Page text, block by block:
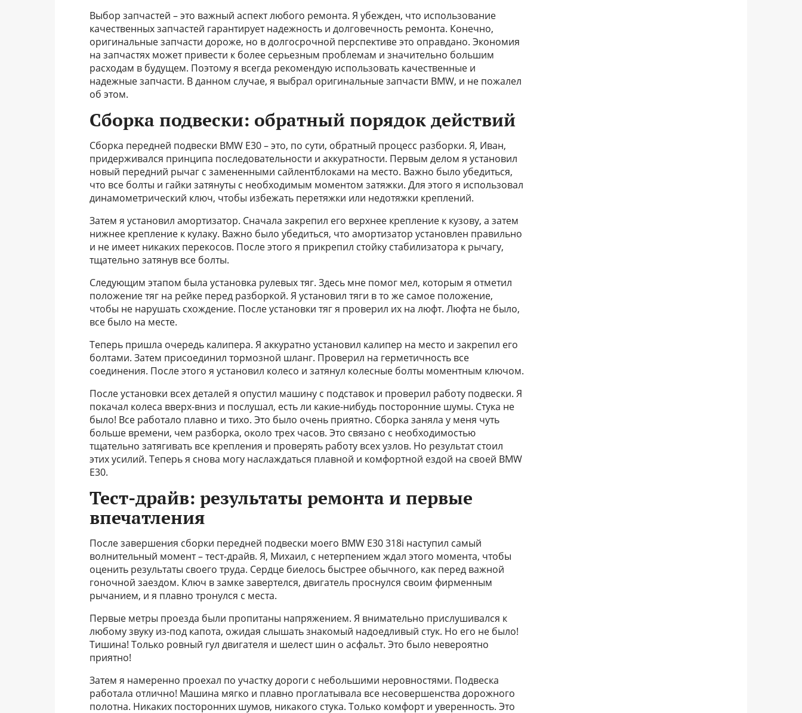
Выбор запчастей – это важный аспект любого ремонта. Я убежден, что использование
качественных запчастей гарантирует надежность и долговечность ремонта. Конечно,
оригинальные запчасти дороже, но в долгосрочной перспективе это оправдано. Экономия
на запчастях может привести к более серьезным проблемам и значительно большим
расходам в будущем. Поэтому я всегда рекомендую использовать качественные и
надежные запчасти. В данном случае, я выбрал оригинальные запчасти BMW, и не пожалел
об этом.
Сборка подвески: обратный порядок действий
Сборка передней подвески BMW E30 – это, по сути, обратный процесс разборки. Я, Иван,
придерживался принципа последовательности и аккуратности. Первым делом я установил
новый передний рычаг с замененными сайлентблоками на место. Важно было убедиться,
что все болты и гайки затянуты с необходимым моментом затяжки. Для этого я использовал
динамометрический ключ, чтобы избежать перетяжки или недотяжки креплений.
Затем я установил амортизатор. Сначала закрепил его верхнее крепление к кузову, а затем
нижнее крепление к кулаку. Важно было убедиться, что амортизатор установлен правильно
и не имеет никаких перекосов. После этого я прикрепил стойку стабилизатора к рычагу,
тщательно затянув все болты.
Следующим этапом была установка рулевых тяг. Здесь мне помог мел, которым я отметил
положение тяг на рейке перед разборкой. Я установил тяги в то же самое положение,
чтобы не нарушать схождение. После установки тяг я проверил их на люфт. Люфта не было,
все было на месте.
Теперь пришла очередь калипера. Я аккуратно установил калипер на место и закрепил его
болтами. Затем присоединил тормозной шланг. Проверил на герметичность все
соединения. После этого я установил колесо и затянул колесные болты моментным ключом.
После установки всех деталей я опустил машину с подставок и проверил работу подвески. Я
покачал колеса вверх-вниз и послушал, есть ли какие-нибудь посторонние шумы. Стука не
было! Все работало плавно и тихо. Это было очень приятно. Сборка заняла у меня чуть
больше времени, чем разборка, около трех часов. Это связано с необходимостью
тщательно затягивать все крепления и проверять работу всех узлов. Но результат стоил
этих усилий. Теперь я снова могу наслаждаться плавной и комфортной ездой на своей BMW
E30.
Тест-драйв: результаты ремонта и первые
впечатления
После завершения сборки передней подвески моего BMW E30 318i наступил самый
волнительный момент – тест-драйв. Я, Михаил, с нетерпением ждал этого момента, чтобы
оценить результаты своего труда. Сердце биелось быстрее обычного, как перед важной
гоночной заездом. Ключ в замке завертелся, двигатель проснулся своим фирменным
рычанием, и я плавно тронулся с места.
Первые метры проезда были пропитаны напряжением. Я внимательно прислушивался к
любому звуку из-под капота, ожидая слышать знакомый надоедливый стук. Но его не было!
Тишина! Только ровный гул двигателя и шелест шин о асфальт. Это было невероятно
приятно!
Затем я намеренно проехал по участку дороги с небольшими неровностями. Подвеска
работала отлично! Машина мягко и плавно проглатывала все несовершенства дорожного
полотна. Никаких посторонних шумов, никакого стука. Только комфорт и уверенность. Это